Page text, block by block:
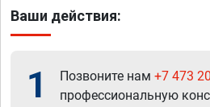
Ваши действия:
1 Позвоните нам +7 473
профессиональную